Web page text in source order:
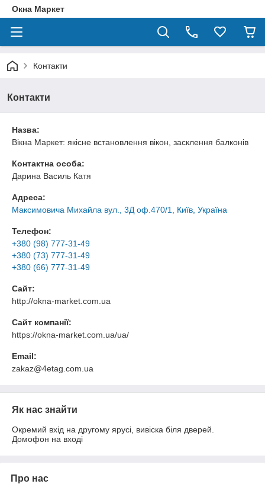
Окна Маркет
Контакти
Контакти
Назва:
Вікна Маркет: якісне встановлення вікон, засклення балконів
Контактна особа:
Дарина Василь Катя
Адреса:
Максимовича Михайла вул., 3Д оф.470/1, Київ, Україна
Телефон:
+380 (98) 777-31-49
+380 (73) 777-31-49
+380 (66) 777-31-49
Сайт:
http://okna-market.com.ua
Сайт компанії:
https://okna-market.com.ua/ua/
Email:
zakaz@4etag.com.ua
Як нас знайти
Окремий вхід на другому ярусі, вивіска біля дверей.
Домофон на вході
Про нас